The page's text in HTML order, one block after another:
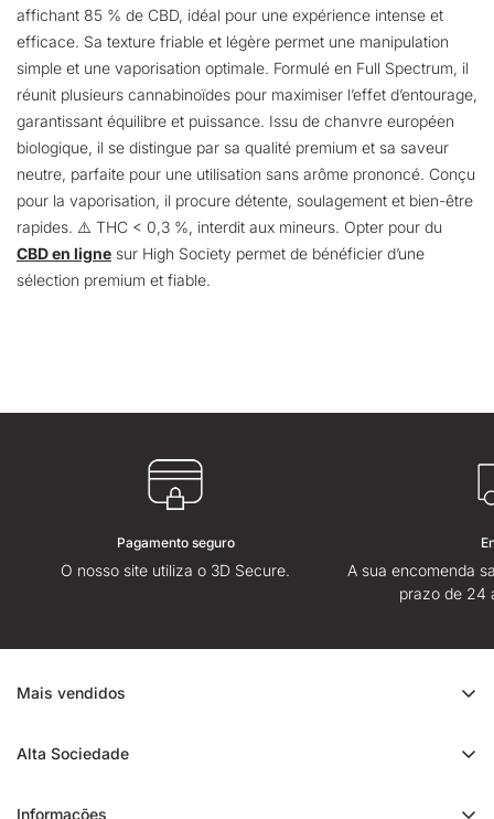
affichant 85 % de CBD, idéal pour une expérience intense et
efficace. Sa texture friable et légère permet une manipulation
simple et une vaporisation optimale. Formulé en Full Spectrum, il
réunit plusieurs cannabinoïdes pour maximiser l’effet d’entourage,
garantissant équilibre et puissance. Issu de chanvre européen
biologique, il se distingue par sa qualité premium et sa saveur
neutre, parfaite pour une utilisation sans arôme prononcé. Conçu
pour la vaporisation, il procure détente, soulagement et bien-être
rapides. ⚠️ THC < 0,3 %, interdit aux mineurs. Opter pour du
CBD en ligne sur High Society permet de bénéficier d’une
sélection premium et fiable.
Pagamento seguro
O nosso site utiliza o 3D Secure.
A sua encomenda
prazo de 24
Mais vendidos
Cali CBD
Alta Sociedade
Informações